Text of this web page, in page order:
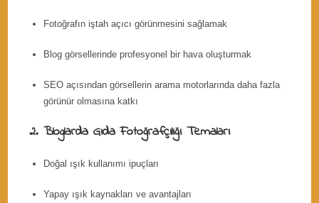
Fotoğrafın iştah açıcı görünmesini sağlamak
Blog görsellerinde profesyonel bir hava oluşturmak
SEO açısından görsellerin arama motorlarında daha fazla
görünür olmasına katkı
2. Bloglarda Gıda Fotoğrafçılığı Temaları
Doğal ışık kullanımı ipuçları
Yapay ışık kaynakları ve avantajları